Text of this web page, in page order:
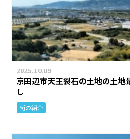
2025.10.09
京田辺市天王裂石の土地の土地
し
街の紹介